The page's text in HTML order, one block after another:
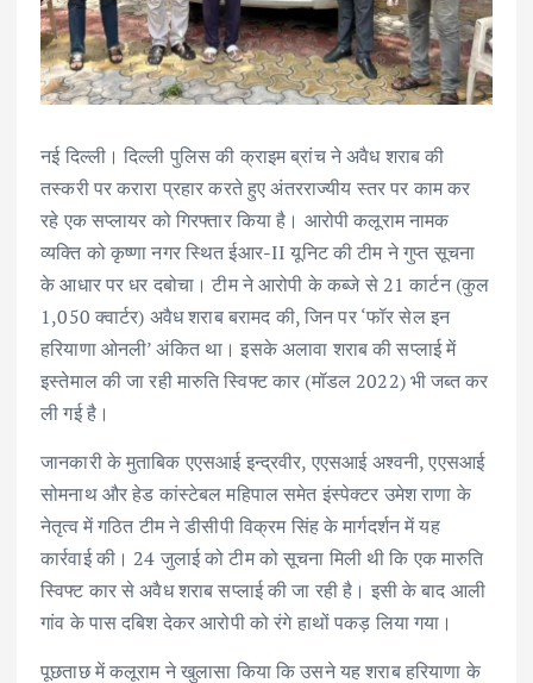
नई दिल्ली। दिल्ली पुलिस की क्राइम ब्रांच ने अवैध शराब की
तस्करी पर करारा प्रहार करते हुए अंतरराज्यीय स्तर पर काम कर
रहे एक सप्लायर को गिरफ्तार किया है। आरोपी कलूराम नामक
व्यक्ति को कृष्णा नगर स्थित ईआर-II यूनिट की टीम ने गुप्त सूचना
के आधार पर धर दबोचा। टीम ने आरोपी के कब्जे से 21 कार्टन (कुल
1,050 क्वार्टर) अवैध शराब बरामद की, जिन पर ‘फॉर सेल इन
हरियाणा ओनली’ अंकित था। इसके अलावा शराब की सप्लाई में
इस्तेमाल की जा रही मारुति स्विफ्ट कार (मॉडल 2022) भी जब्त कर
ली गई है।
जानकारी के मुताबिक एएसआई इन्द्रवीर, एएसआई अश्वनी, एएसआई
सोमनाथ और हेड कांस्टेबल महिपाल समेत इंस्पेक्टर उमेश राणा के
नेतृत्व में गठित टीम ने डीसीपी विक्रम सिंह के मार्गदर्शन में यह
कार्रवाई की। 24 जुलाई को टीम को सूचना मिली थी कि एक मारुति
स्विफ्ट कार से अवैध शराब सप्लाई की जा रही है। इसी के बाद आली
गांव के पास दबिश देकर आरोपी को रंगे हाथों पकड़ लिया गया।
पूछताछ में कलूराम ने खुलासा किया कि उसने यह शराब हरियाणा के